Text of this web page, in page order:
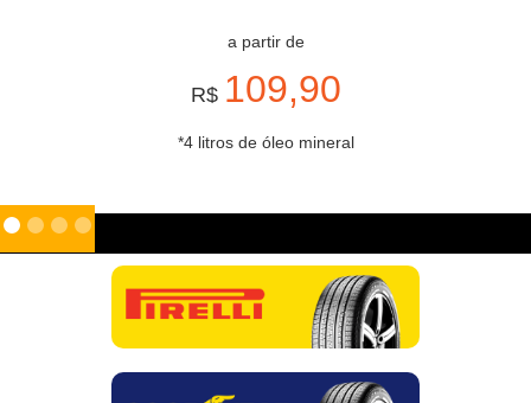
a partir de
R$ 109,90
*4 litros de óleo mineral